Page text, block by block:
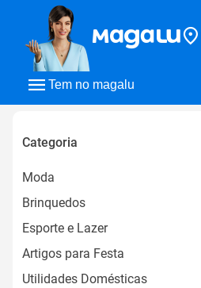
Tem no magalu
Categoria
Moda
Brinquedos
Esporte e Lazer
Artigos para Festa
Utilidades Domésticas